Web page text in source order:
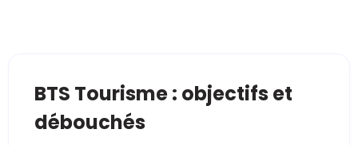
BTS Tourisme : objectifs et
débouchés